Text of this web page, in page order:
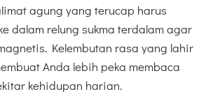
agung yang terucap harus
dalam relung sukma terdalam agar
Kelembutan rasa yang lahir
Anda lebih peka membaca
kehidupan harian.